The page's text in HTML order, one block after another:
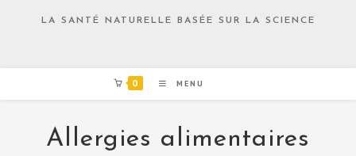
LA SANTÉ NATURELLE BASÉE SUR LA SCIENCE
0 MENU
Allergies alimentaires